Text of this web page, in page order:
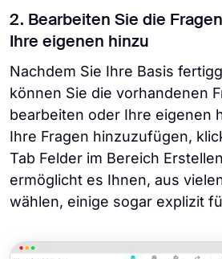
2. Bearbeiten Sie die
Ihre eigenen hinzu
Nachdem Sie Ihre Basis
können Sie die vorhandenen
bearbeiten oder Ihre eigenen
Ihre Fragen hinzuzufügen,
Tab Felder im Bereich
ermöglicht es Ihnen, aus
wählen, einige sogar explizit